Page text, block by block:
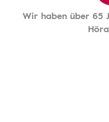
Wir haben über 65